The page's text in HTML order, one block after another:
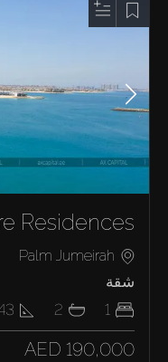
Residences
Palm Jumeirah
شقة
1
2
AED 190,000